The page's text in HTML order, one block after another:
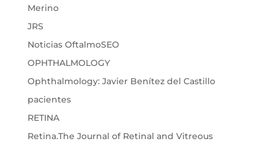
Merino
JRS
Noticias OftalmoSEO
OPHTHALMOLOGY
Ophthalmology: Javier Benítez del Castillo
pacientes
RETINA
Retina.The Journal of Retinal and Vitreous